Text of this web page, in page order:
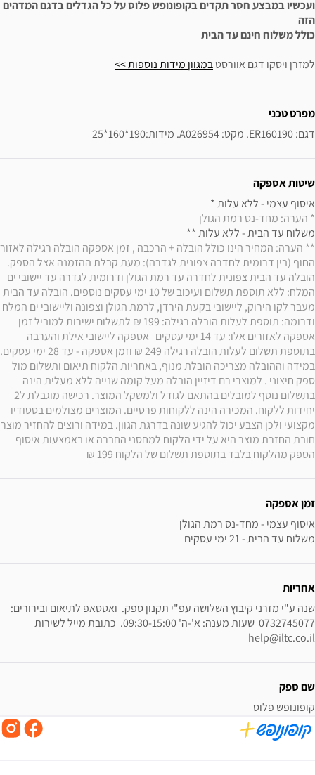
ועכשיו במבצע חסר תקדים בקופונופש פלוס על כל הגדלים בדגם המדהים
הזה
כולל משלוח חינם עד הבית
למזרן ויסקו דגם אוורסטבמגוון מידות נוספות >>
מפרט טכני
דגם: ER160190. מקט: A026954. מידות:190*160*25
שיטות אספקה
איסוף עצמי - ללא עלות *
* הערה: מחד-נס רמת הגולן
משלוח עד הבית - ללא עלות **
הספק מהלקוח בלבד בתוספת תשלום של הלקוח 199 ₪
זמן אספקה
משלוח עד הבית - 21 ימי עסקים
אחריות
help@iltc.co.il
שם ספק
קופונופש פלוס